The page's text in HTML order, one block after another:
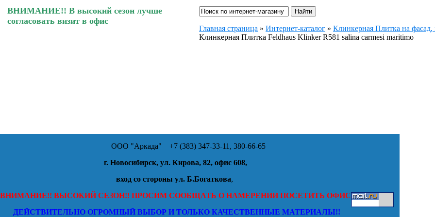
ВНИМАНИЕ!! В высокий сезон лучше
согласовать визит в офис
Главная страница » Интернет-каталог » Клинкерная Плитка на фасад,
Клинкерная Плитка Feldhaus Klinker R581 salina carmesi maritimo
ООО "Аркада" +7 (383) 347-33-11, 380-66-65
г. Новосибирск, ул. Кирова, 82, офис 608,
вход со стороны ул. Б.Богаткова,
ВНИМАНИЕ!! ВЫСОКИЙ СЕЗОН!! ПРОСИМ СООБЩАТЬ О НАМЕРЕНИИ ПОСЕТИТЬ ОФИС
ДЕЙСТВИТЕЛЬНО ОГРОМНЫЙ ВЫБОР И ТОЛЬКО КАЧЕСТВЕННЫЕ МАТЕРИАЛЫ!!